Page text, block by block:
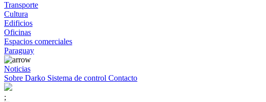
Transporte
Cultura
Edificios
Oficinas
Espacios comerciales
Paraguay
Noticias
Sobre Darko Sistema de control Contacto
;